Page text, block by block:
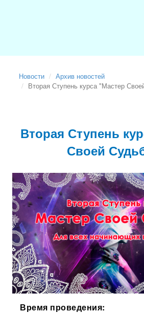
Новости
Архив новостей
Вторая Ступень курса "Мастер
Вторая Ступень
Своей
Время проведения: